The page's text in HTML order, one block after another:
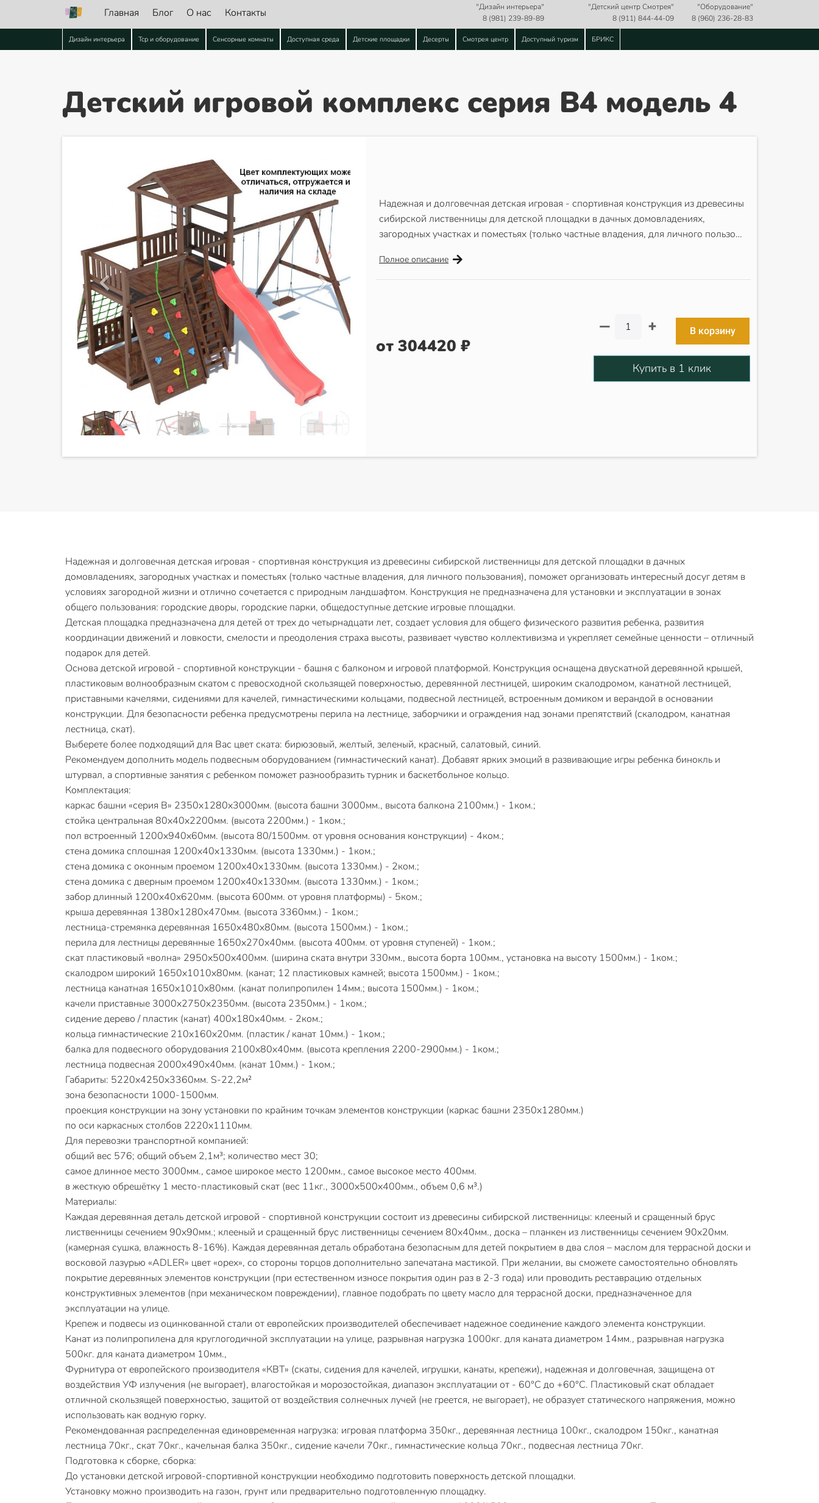
Главная Блог О нас Контакты
"Дизайн интерьера"
8 (981) 239-89-89
"Детский центр Смотрея"
8 (911) 844-44-09
"Оборудование"
8 (960) 236-28-83
Дизайн интерьера Тср и оборудование Сенсорные комнаты Доступная среда Детские площадки Десерты Смотрея центр Доступный туризм БРИКС
Детский игровой комплекс серия В4 модель 4
Надежная и долговечная детская игровая - спортивная конструкция из древесины
сибирской лиственницы для детской площадки в дачных домовладениях,
загородных участках и поместьях (только частные владения, для личного пользо…
Полное описание
от 304420 ₽
— + В корзину
Купить в 1 клик
Надежная и долговечная детская игровая - спортивная конструкция из древесины сибирской лиственницы для детской площадки в дачных
домовладениях, загородных участках и поместьях (только частные владения, для личного пользования), поможет организовать интересный досуг детям в
условиях загородной жизни и отлично сочетается с природным ландшафтом. Конструкция не предназначена для установки и эксплуатации в зонах
общего пользования: городские дворы, городские парки, общедоступные детские игровые площадки.
Детская площадка предназначена для детей от трех до четырнадцати лет, создает условия для общего физического развития ребенка, развития
координации движений и ловкости, смелости и преодоления страха высоты, развивает чувство коллективизма и укрепляет семейные ценности – отличный
подарок для детей.
Основа детской игровой - спортивной конструкции - башня с балконом и игровой платформой. Конструкция оснащена двускатной деревянной крышей,
пластиковым волнообразным скатом с превосходной скользящей поверхностью, деревянной лестницей, широким скалодромом, канатной лестницей,
приставными качелями, сидениями для качелей, гимнастическими кольцами, подвесной лестницей, встроенным домиком и верандой в основании
конструкции. Для безопасности ребенка предусмотрены перила на лестнице, заборчики и ограждения над зонами препятствий (скалодром, канатная
лестница, скат).
Выберете более подходящий для Вас цвет ската: бирюзовый, желтый, зеленый, красный, салатовый, синий.
Рекомендуем дополнить модель подвесным оборудованием (гимнастический канат). Добавят ярких эмоций в развивающие игры ребенка бинокль и
штурвал, а спортивные занятия с ребенком поможет разнообразить турник и баскетбольное кольцо.
Комплектация:
каркас башни «серия В» 2350х1280х3000мм. (высота башни 3000мм., высота балкона 2100мм.) - 1ком.;
стойка центральная 80х40х2200мм. (высота 2200мм.) - 1ком.;
пол встроенный 1200х940х60мм. (высота 80/1500мм. от уровня основания конструкции) - 4ком.;
стена домика сплошная 1200х40х1330мм. (высота 1330мм.) - 1ком.;
стена домика с оконным проемом 1200х40х1330мм. (высота 1330мм.) - 2ком.;
стена домика с дверным проемом 1200х40х1330мм. (высота 1330мм.) - 1ком.;
забор длинный 1200х40х620мм. (высота 600мм. от уровня платформы) - 5ком.;
крыша деревянная 1380х1280х470мм. (высота 3360мм.) - 1ком.;
лестница-стремянка деревянная 1650х480х80мм. (высота 1500мм.) - 1ком.;
перила для лестницы деревянные 1650х270х40мм. (высота 400мм. от уровня ступеней) - 1ком.;
скат пластиковый «волна» 2950х500х400мм. (ширина ската внутри 330мм., высота борта 100мм., установка на высоту 1500мм.) - 1ком.;
скалодром широкий 1650х1010х80мм. (канат; 12 пластиковых камней; высота 1500мм.) - 1ком.;
лестница канатная 1650х1010х80мм. (канат полипропилен 14мм.; высота 1500мм.) - 1ком.;
качели приставные 3000х2750х2350мм. (высота 2350мм.) - 1ком.;
сидение дерево / пластик (канат) 400х180х40мм. - 2ком.;
кольца гимнастические 210х160х20мм. (пластик / канат 10мм.) - 1ком.;
балка для подвесного оборудования 2100х80х40мм. (высота крепления 2200-2900мм.) - 1ком.;
лестница подвесная 2000х490х40мм. (канат 10мм.) - 1ком.;
Габариты: 5220х4250х3360мм. S-22,2м²
зона безопасности 1000-1500мм.
проекция конструкции на зону установки по крайним точкам элементов конструкции (каркас башни 2350х1280мм.)
по оси каркасных столбов 2220х1110мм.
Для перевозки транспортной компанией:
общий вес 576; общий объем 2,1м³; количество мест 30;
самое длинное место 3000мм., самое широкое место 1200мм., самое высокое место 400мм.
в жесткую обрешётку 1 место-пластиковый скат (вес 11кг., 3000х500х400мм., объем 0,6 м³.)
Материалы:
Каждая деревянная деталь детской игровой - спортивной конструкции состоит из древесины сибирской лиственницы: клееный и сращенный брус
лиственницы сечением 90х90мм.; клееный и сращенный брус лиственницы сечением 80х40мм., доска – планкен из лиственницы сечением 90х20мм.
(камерная сушка, влажность 8-16%). Каждая деревянная деталь обработана безопасным для детей покрытием в два слоя – маслом для террасной доски и
восковой лазурью «ADLER» цвет «орех», со стороны торцов дополнительно запечатана мастикой. При желании, вы сможете самостоятельно обновлять
покрытие деревянных элементов конструкции (при естественном износе покрытия один раз в 2-3 года) или проводить реставрацию отдельных
конструктивных элементов (при механическом повреждении), главное подобрать по цвету масло для террасной доски, предназначенное для
эксплуатации на улице.
Крепеж и подвесы из оцинкованной стали от европейских производителей обеспечивает надежное соединение каждого элемента конструкции.
Канат из полипропилена для круглогодичной эксплуатации на улице, разрывная нагрузка 1000кг. для каната диаметром 14мм., разрывная нагрузка
500кг. для каната диаметром 10мм.,
Фурнитура от европейского производителя «КВТ» (скаты, сидения для качелей, игрушки, канаты, крепежи), надежная и долговечная, защищена от
воздействия УФ излучения (не выгорает), влагостойкая и морозостойкая, диапазон эксплуатации от - 60°С до +60°С. Пластиковый скат обладает
отличной скользящей поверхностью, защитой от воздействия солнечных лучей (не греется, не выгорает), не образует статического напряжения, можно
использовать как водную горку.
Рекомендованная распределенная единовременная нагрузка: игровая платформа 350кг., деревянная лестница 100кг., скалодром 150кг., канатная
лестница 70кг., скат 70кг., качельная балка 350кг., сидение качели 70кг., гимнастические кольца 70кг., подвесная лестница 70кг.
Подготовка к сборке, сборка:
До установки детской игровой-спортивной конструкции необходимо подготовить поверхность детской площадки.
Установку можно производить на газон, грунт или предварительно подготовленную площадку.